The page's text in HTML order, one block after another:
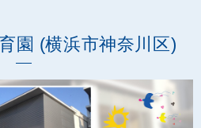
園 (横浜市神奈川区)